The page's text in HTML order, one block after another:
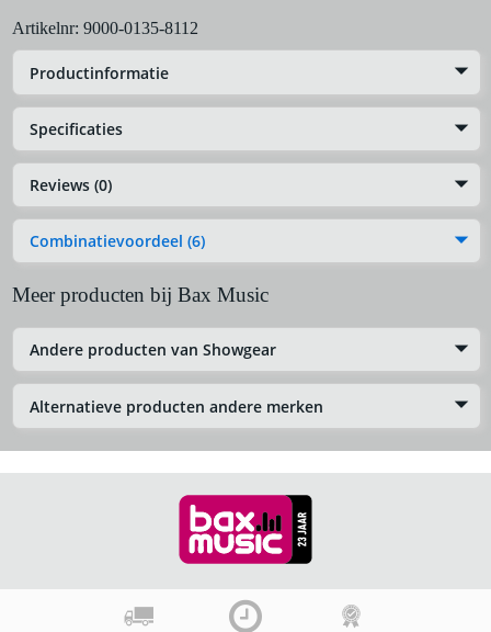
Artikelnr: 9000-0135-8112
Productinformatie
Specificaties
Reviews (0)
Combinatievoordeel (6)
Meer producten bij Bax Music
Andere producten van Showgear
Alternatieve producten andere merken